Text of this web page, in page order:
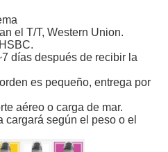
el T/T, Western Union.
días después de recibir la
es pequeño, entrega por
aéreo o carga de mar.
cargará según el peso o el